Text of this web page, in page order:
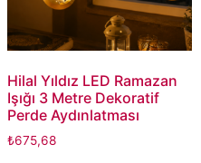
Hilal Yıldız LED Ramazan
Işığı 3 Metre Dekoratif
Perde Aydınlatması
₺675,68